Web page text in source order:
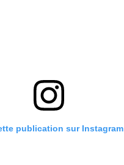
publication sur Instagram